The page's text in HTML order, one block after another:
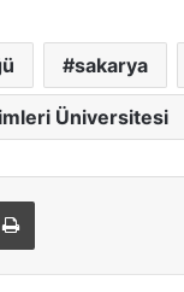
sakarya
Üniversitesi
paylaş Yazdır